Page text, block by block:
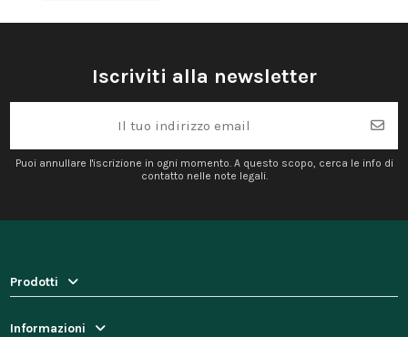
Iscriviti alla newsletter
Puoi annullare l'iscrizione in ogni momento. A questo scopo, cerca le info di
contatto nelle note legali.
Prodotti
Informazioni